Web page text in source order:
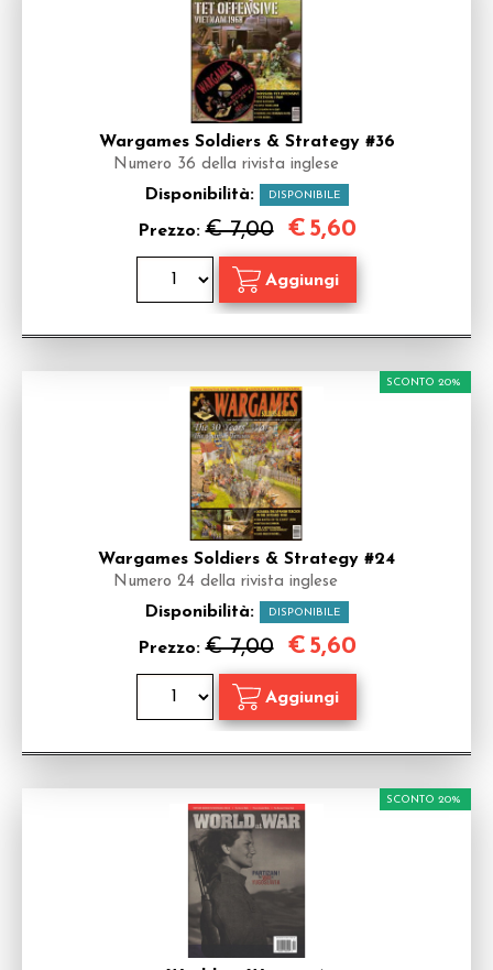
Wargames Soldiers & Strategy #36
Numero 36 della rivista inglese
Disponibilità: DISPONIBILE
Prezzo:€ 7,00 € 5,60
Wargames Soldiers & Strategy #24
Numero 24 della rivista inglese
Disponibilità: DISPONIBILE
Prezzo:€ 7,00
SCONTO 20%
€ 5,60
SCONTO 20%